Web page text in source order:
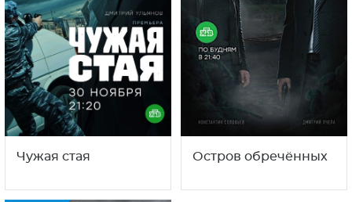
Чужая стая Остров обречённых